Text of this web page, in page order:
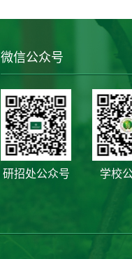
微信公众号
研招处公众号 学校